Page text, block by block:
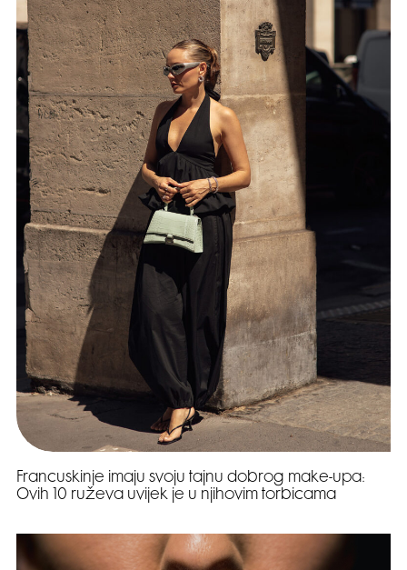
Francuskinje imaju svoju tajnu dobrog make-upa:
Ovih 10 ruževa uvijek je u njihovim torbicama